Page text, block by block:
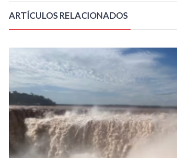
ARTÍCULOS RELACIONADOS